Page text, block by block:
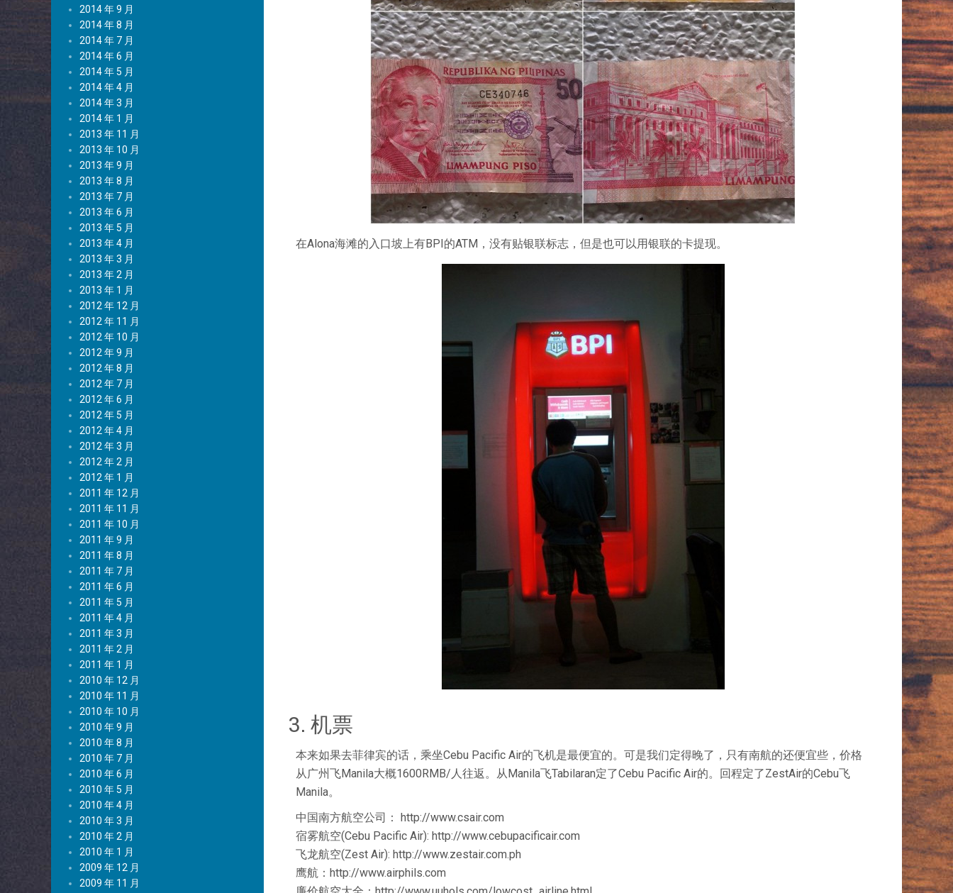
2014 年 9 月
2014 年 8 月
2014 年 7 月
2014 年 6 月
2014 年 5 月
2014 年 4 月
2014 年 3 月
2014 年 1 月
2013 年 11 月
2013 年 10 月
2013 年 9 月
2013 年 8 月
2013 年 7 月
2013 年 6 月
2013 年 5 月
2013 年 4 月
2013 年 3 月
2013 年 2 月
2013 年 1 月
2012 年 12 月
2012 年 11 月
2012 年 10 月
2012 年 9 月
2012 年 8 月
2012 年 7 月
2012 年 6 月
2012 年 5 月
2012 年 4 月
2012 年 3 月
2012 年 2 月
2012 年 1 月
2011 年 12 月
2011 年 11 月
2011 年 10 月
2011 年 9 月
2011 年 8 月
2011 年 7 月
2011 年 6 月
2011 年 5 月
2011 年 4 月
2011 年 3 月
2011 年 2 月
2011 年 1 月
2010 年 12 月
2010 年 11 月
2010 年 10 月
2010 年 9 月
2010 年 8 月
2010 年 7 月
2010 年 6 月
2010 年 5 月
2010 年 4 月
2010 年 3 月
2010 年 2 月
2010 年 1 月
2009 年 12 月
2009 年 11 月
在Alona海滩的入口坡上有BPI的ATM，没有贴银联标志，但是也可以用银联的卡提现。
3. 机票
本来如果去菲律宾的话，乘坐Cebu Pacific Air的飞机是最便宜的。可是我们定得晚了，只有南航的还便宜些，价格
从广州飞Manila大概1600RMB/人往返。从Manila飞Tabilaran定了Cebu Pacific Air的。回程定了ZestAir的Cebu飞
Manila。
中国南方航空公司： http://www.csair.com
宿雾航空(Cebu Pacific Air): http://www.cebupacificair.com
飞龙航空(Zest Air): http://www.zestair.com.ph
鹰航：http://www.airphils.com